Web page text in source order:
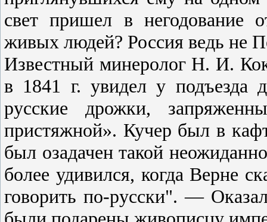
свет пришел в негодование
живых людей? Россия ведь не
Известный минеролог Н. И.
в 1841 г. увидел у подъезда
русские дрожки,
пристяжной». Кучер был в
был озадачен такой
более удивился, когда Верне
говорить по-русски". —